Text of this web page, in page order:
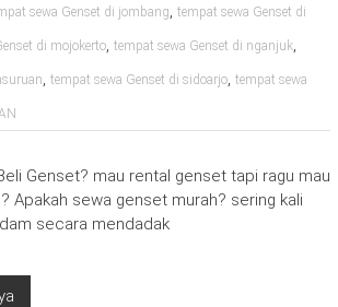
sewa Genset di jombang, tempat sewa Genset di
di mojokerto, tempat sewa Genset di nganjuk,
, tempat sewa Genset di sidoarjo, tempat sewa
Genset? mau rental genset tapi ragu mau
Apakah sewa genset murah? sering kali
secara mendadak